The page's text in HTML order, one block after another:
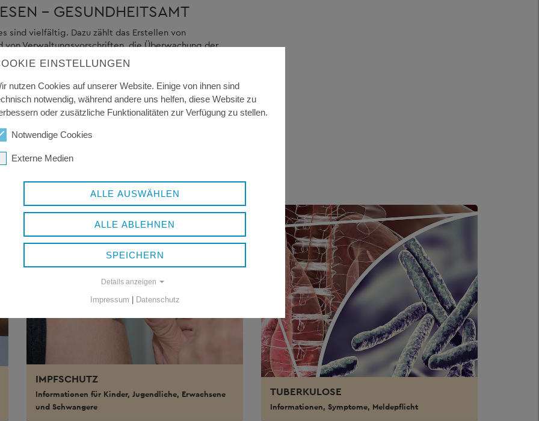
- GESUNDHEITSAMT
sind vielfältig. Dazu zählt das Erstellen von
von Verwaltungsvorschriften, die Überwachung der
und Krankenhäusern sowie das
Dienst an, informieren zu Fragen der Gesundheit
sowie Jugendlichen und Erwachsenen. Eine
ist Teil der Abteilung Gesundheitswesen.
IMPFSCHUTZ
Informationen für Kinder, Jugendliche, Erwachsene
und Schwangere
TUBERKULOSE
Informationen, Symptome, Meldepflicht
EINSTELLUNGEN
nutzen Cookies auf unserer Website. Einige von ihnen sind
notwendig, während andere uns helfen, diese Website zu
oder zusätzliche Funktionalitäten zur Verfügung zu stellen.
Notwendige Cookies
Externe Medien
ALLE AUSWÄHLEN
ALLE ABLEHNEN
SPEICHERN
Details anzeigen
Impressum Datenschutz